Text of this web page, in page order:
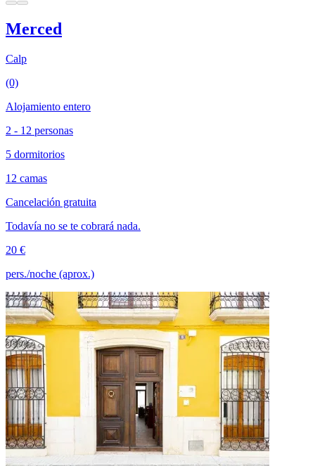
Merced
Calp
(0)
Alojamiento entero
2 - 12 personas
5 dormitorios
12 camas
Cancelación gratuita
Todavía no se te cobrará nada.
20 €
pers./noche (aprox.)